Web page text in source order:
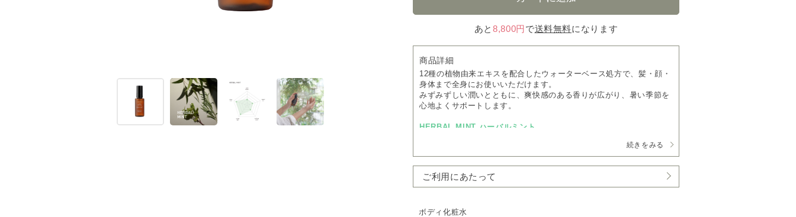
あと8,800円 で送料無料になります
商品詳細
12種の植物由来エキスを配合したウォーターベース処方で、髪・顔・
身体まで全身にお使いいただけます。
みずみずしい潤いとともに、爽快感のある香りが広がり、暑い季節を
心地よくサポートします。
HERBAL MINT ハーバルミント
原料：レモングラス, ペパーミント, ティートリー, 北海道ハッカ, ユ
りが広がり、夏の日常を軽やかに彩ります。
続きをみる
ご利用にあたって
ボディ化粧水